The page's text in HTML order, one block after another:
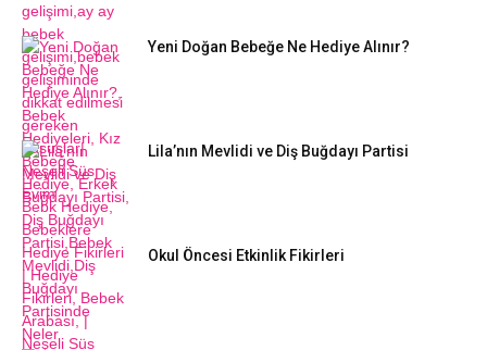
Yeni Doğan Bebeğe Ne Hediye Alınır?
Lila’nın Mevlidi ve Diş Buğdayı Partisi
Okul Öncesi Etkinlik Fikirleri